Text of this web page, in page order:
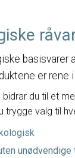
er
bidrar du til et
trygge valg til